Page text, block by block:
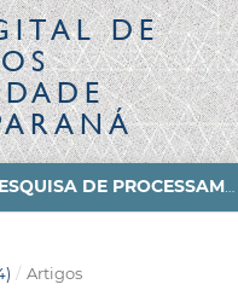
Legislação
CanaisDE
BOLETIM DO CENTRO DE PESQUISA DE PROCESSAMENTO DE ALIMENTOS
/ Artigos